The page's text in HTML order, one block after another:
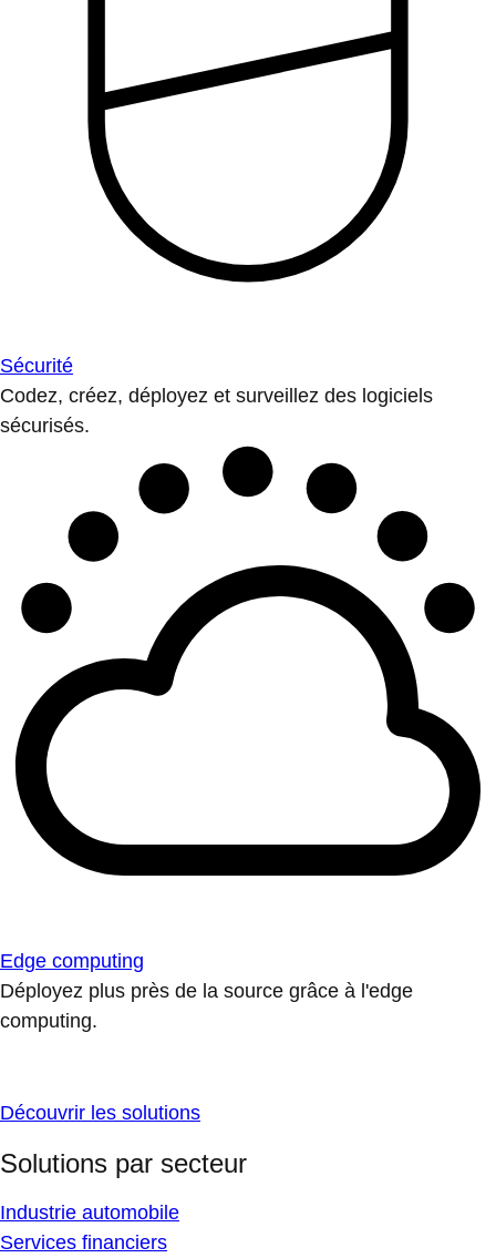
Sécurité
Codez, créez, déployez et surveillez des logiciels
sécurisés.
Edge computing
Déployez plus près de la source grâce à l'edge
computing.
Découvrir les solutions
Solutions par secteur
Industrie automobile
Services financiers